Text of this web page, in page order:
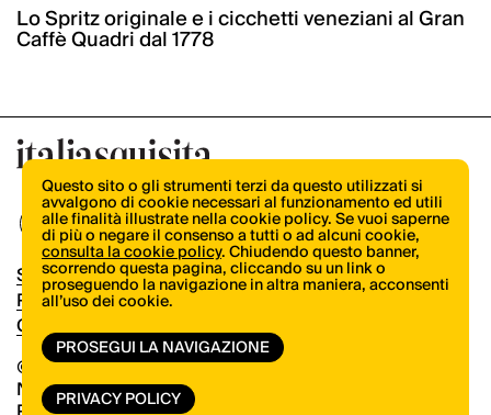
Lo Spritz originale e i cicchetti veneziani al Gran
Caffè Quadri dal 1778
© Copyright 2026.Vertical.it
N.ro Iscrizione ROC 32504
Shop
Pubblicità
Contatti
Questo sito o gli strumenti terzi da questo utilizzati si
avvalgono di cookie necessari al funzionamento ed utili
alle finalità illustrate nella cookie policy. Se vuoi saperne
di più o negare il consenso a tutti o ad alcuni cookie,
consulta la cookie policy. Chiudendo questo banner,
scorrendo questa pagina, cliccando su un link o
proseguendo la navigazione in altra maniera, acconsenti
all’uso dei cookie.
PROSEGUI LA NAVIGAZIONE
PRIVACY POLICY